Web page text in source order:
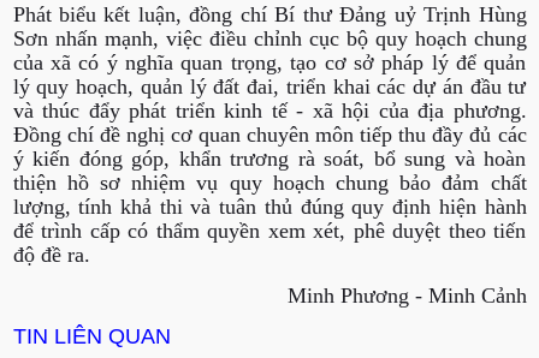
Phát biểu kết luận, đồng chí Bí thư Đảng uỷ Trịnh Hùng
Sơn nhấn mạnh, việc điều chỉnh cục bộ quy hoạch chung
của xã có ý nghĩa quan trọng, tạo cơ sở pháp lý để quản
lý quy hoạch, quản lý đất đai, triển khai các dự án đầu tư
và thúc đẩy phát triển kinh tế - xã hội của địa phương.
Đồng chí đề nghị cơ quan chuyên môn tiếp thu đầy đủ các
ý kiến đóng góp, khẩn trương rà soát, bổ sung và hoàn
thiện hồ sơ nhiệm vụ quy hoạch chung bảo đảm chất
lượng, tính khả thi và tuân thủ đúng quy định hiện hành
để trình cấp có thẩm quyền xem xét, phê duyệt theo tiến
độ đề ra.
Minh Phương - Minh Cảnh
TIN LIÊN QUAN